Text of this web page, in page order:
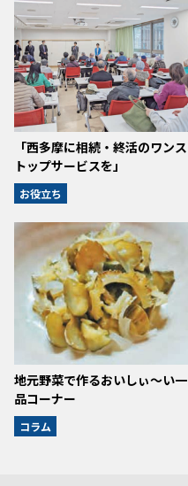
「西多摩に相続・終活のワンス
トップサービスを」
お役立ち
地元野菜で作るおいしぃ～い一
品コーナー
コラム